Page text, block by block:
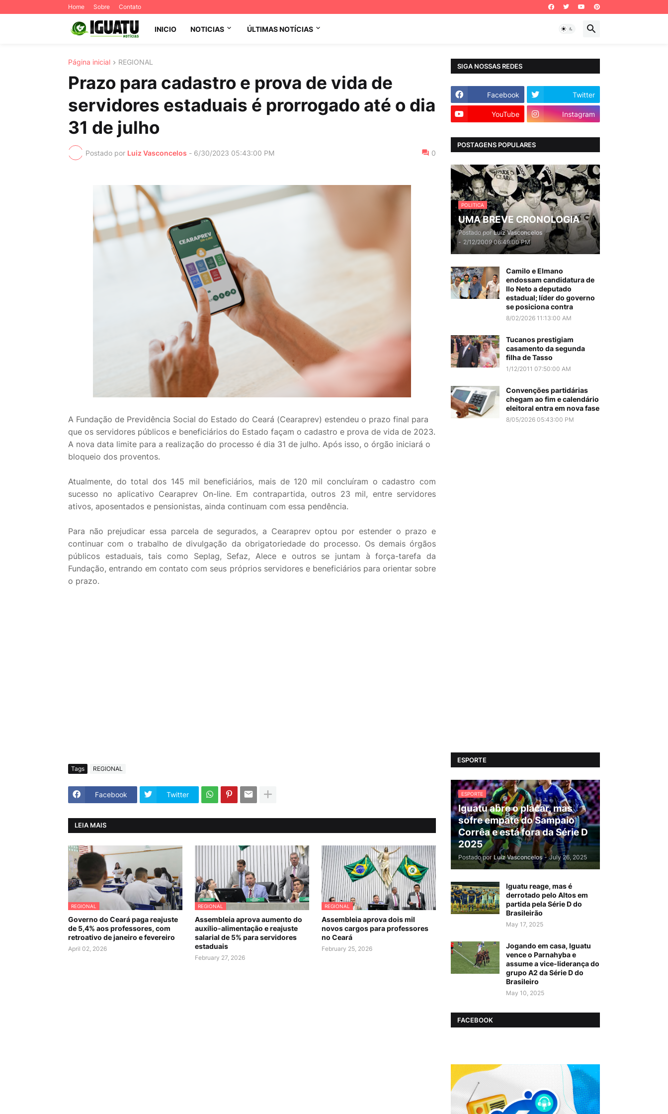
Home Sobre Contato
INICIO NOTICIAS ÚLTIMAS NOTÍCIAS
Página inicial REGIONAL
Prazo para cadastro e prova de vida de
servidores estaduais é prorrogado até o dia
31 de julho
Postado por Luiz Vasconcelos - 6/30/2023 05:43:00 PM 0
A Fundação de Previdência Social do Estado do Ceará (Cearaprev) estendeu o prazo final para
que os servidores públicos e beneficiários do Estado façam o cadastro e prova de vida de 2023.
A nova data limite para a realização do processo é dia 31 de julho. Após isso, o órgão iniciará o
bloqueio dos proventos.
Atualmente, do total dos 145 mil beneficiários, mais de 120 mil concluíram o cadastro com
sucesso no aplicativo Cearaprev On-line. Em contrapartida, outros 23 mil, entre servidores
ativos, aposentados e pensionistas, ainda continuam com essa pendência.
Para não prejudicar essa parcela de segurados, a Cearaprev optou por estender o prazo e
continuar com o trabalho de divulgação da obrigatoriedade do processo. Os demais órgãos
públicos estaduais, tais como Seplag, Sefaz, Alece e outros se juntam à força-tarefa da
Fundação, entrando em contato com seus próprios servidores e beneficiários para orientar sobre
o prazo.
Tags REGIONAL
Facebook Twitter
LEIA MAIS
REGIONAL
Governo do Ceará paga reajuste
de 5,4% aos professores, com
retroativo de janeiro e fevereiro
April 02, 2026
REGIONAL
Assembleia aprova aumento do
auxílio-alimentação e reajuste
salarial de 5% para servidores
estaduais
February 27, 2026
REGIONAL
Assembleia aprova dois mil
novos cargos para professores
no Ceará
February 25, 2026
SIGA NOSSAS REDES
Facebook Twitter
YouTube Instagram
POSTAGENS POPULARES
POLITICA
UMA BREVE CRONOLOGIA
Postado por Luiz Vasconcelos
- 2/12/2009 06:49:00 PM
Camilo e Elmano
endossam candidatura de
Ilo Neto a deputado
estadual; líder do governo
se posiciona contra
8/02/2026 11:13:00 AM
Tucanos prestigiam
casamento da segunda
filha de Tasso
1/12/2011 07:50:00 AM
Convenções partidárias
chegam ao fim e calendário
eleitoral entra em nova fase
8/05/2026 05:43:00 PM
ESPORTE
ESPORTE
Iguatu abre o placar, mas
sofre empate do Sampaio
Corrêa e está fora da Série D
2025
Postado por Luiz Vasconcelos - July 26, 2025
Iguatu reage, mas é
derrotado pelo Altos em
partida pela Série D do
Brasileirão
May 17, 2025
Jogando em casa, Iguatu
vence o Parnahyba e
assume a vice-liderança do
grupo A2 da Série D do
Brasileiro
May 10, 2025
FACEBOOK